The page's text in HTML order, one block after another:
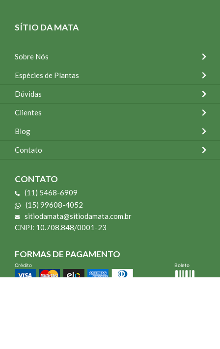
SÍTIO DA MATA
Sobre Nós
Espécies de Plantas
Dúvidas
Clientes
Blog
Contato
CONTATO
(11) 5468-6909
(15) 99608-4052
sitiodamata@sitiodamata.com.br
CNPJ: 10.708.848/0001-23
FORMAS DE PAGAMENTO
Crédito Boleto